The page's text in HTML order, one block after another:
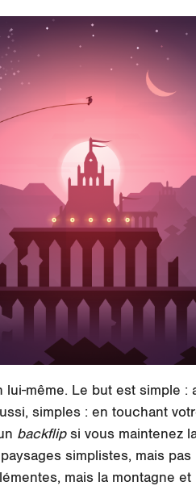
même. Le but est simple
simples : en touchant
backflipsi vous maintenez
simplistes, mais
mais la montagne